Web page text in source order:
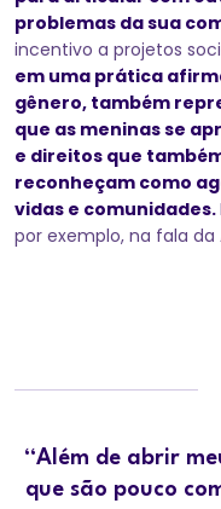
problemas da sua
incentivo a projetos
em uma prática
gênero, também
que as meninas se
e direitos que
reconheçam como
vidas e comunidades.
por exemplo, na fala da
“Além de abrir
que são pouco